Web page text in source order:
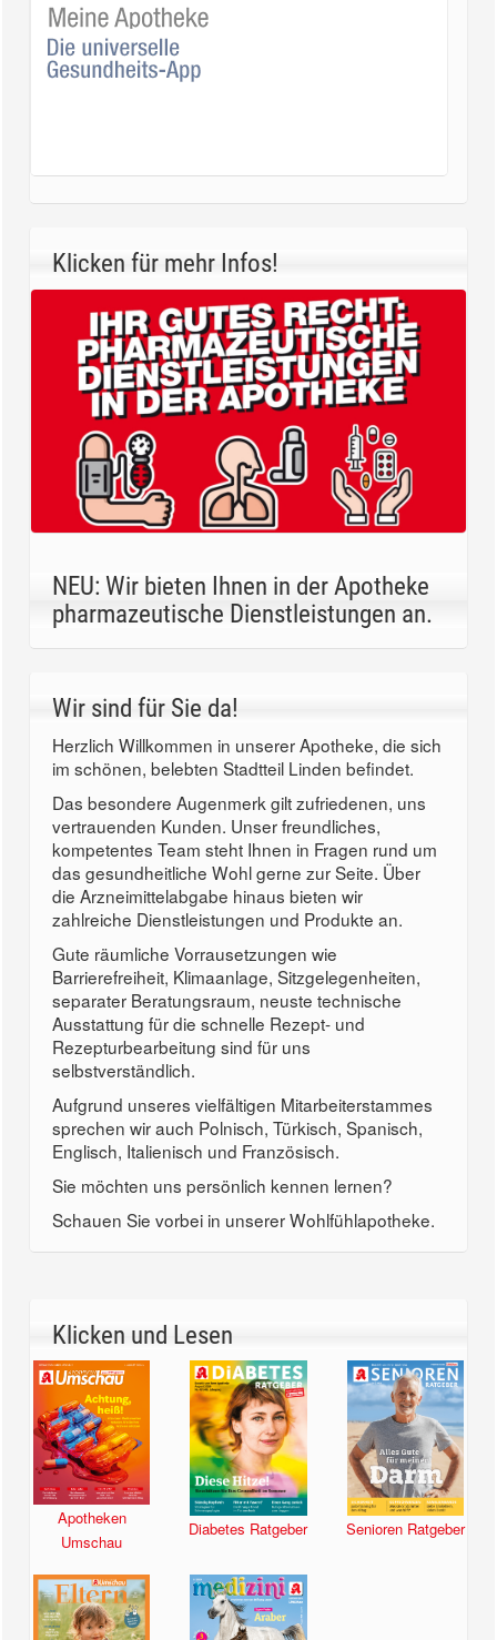
Klicken für mehr Infos!
NEU: Wir bieten Ihnen in der Apotheke
pharmazeutische Dienstleistungen an.
Wir sind für Sie da!
Herzlich Willkommen in unserer Apotheke, die sich
im schönen, belebten Stadtteil Linden befindet.
Das besondere Augenmerk gilt zufriedenen, uns
vertrauenden Kunden. Unser freundliches,
kompetentes Team steht Ihnen in Fragen rund um
das gesundheitliche Wohl gerne zur Seite. Über
die Arzneimittelabgabe hinaus bieten wir
zahlreiche Dienstleistungen und Produkte an.
Gute räumliche Vorrausetzungen wie
Barrierefreiheit, Klimaanlage, Sitzgelegenheiten,
separater Beratungsraum, neuste technische
Ausstattung für die schnelle Rezept- und
Rezepturbearbeitung sind für uns
selbstverständlich.
Aufgrund unseres vielfältigen Mitarbeiterstammes
sprechen wir auch Polnisch, Türkisch, Spanisch,
Englisch, Italienisch und Französisch.
Sie möchten uns persönlich kennen lernen?
Schauen Sie vorbei in unserer Wohlfühlapotheke.
Klicken und Lesen
Apotheken
Umschau
Diabetes Ratgeber Senioren Ratgeber